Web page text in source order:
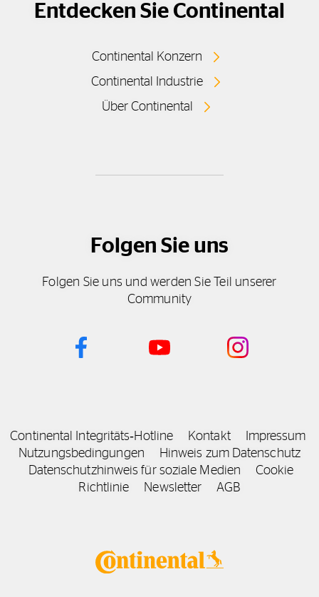
Entdecken Sie Continental
Continental Konzern
Continental Industrie
Über Continental
Folgen Sie uns
Folgen Sie uns und werden Sie Teil unserer
Community
Continental Integritäts‑Hotline Kontakt
Impressum
Nutzungsbedingungen
Hinweis zum Datenschutz
Datenschutzhinweis für soziale Medien
Cookie
Richtlinie
Newsletter AGB